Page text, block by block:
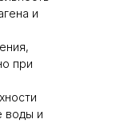
и
при
воды и